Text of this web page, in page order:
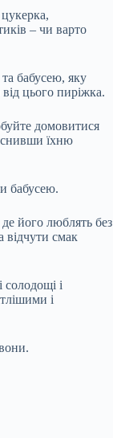
– чи варто
бабусею, яку
цього пиріжка.
домовитися
їхню
бабусею.
де його люблять без
відчути смак
солодощі і
і